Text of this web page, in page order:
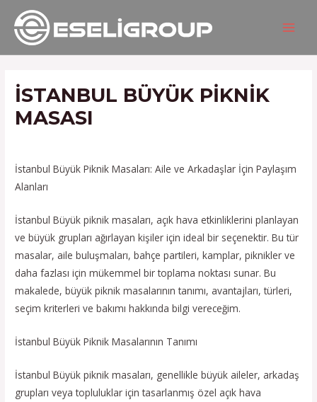
İçeriğe
atla
İSTANBUL BÜYÜK PIKNIK
MASASI
İstanbul Büyük Piknik Masaları: Aile ve Arkadaşlar İçin Paylaşım
Alanları
İstanbul Büyük piknik masaları, açık hava etkinliklerini planlayan
ve büyük grupları ağırlayan kişiler için ideal bir seçenektir. Bu tür
masalar, aile buluşmaları, bahçe partileri, kamplar, piknikler ve
daha fazlası için mükemmel bir toplama noktası sunar. Bu
makalede, büyük piknik masalarının tanımı, avantajları, türleri,
seçim kriterleri ve bakımı hakkında bilgi vereceğim.
İstanbul Büyük Piknik Masalarının Tanımı
İstanbul Büyük piknik masaları, genellikle büyük aileler, arkadaş
grupları veya topluluklar için tasarlanmış özel açık hava
Yazı
gezinmesi